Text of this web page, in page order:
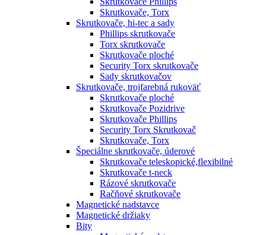
Skrutkovače, Torx
Skrutkovače, hi-tec a sady
Phillips skrutkovače
Torx skrutkovače
Skrutkovače ploché
Security Torx skrutkovače
Sady skrutkovačov
Skrutkovače, trojfarebná rukoväť
Skrutkovače ploché
Skrutkovače Pozidrive
Skrutkovače Phillips
Security Torx Skrutkovač
Skrutkovače, Torx
Špeciálne skrutkovače, úderové
Skrutkovače teleskopické,flexibilné
Skrutkovače t-neck
Rázové skrutkovače
Račňové skrutkovače
Magnetické nadstavce
Magnetické držiaky
Bity